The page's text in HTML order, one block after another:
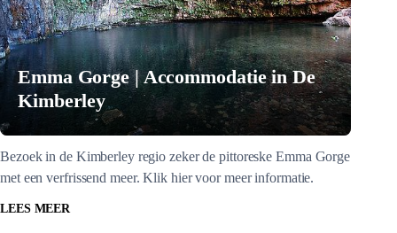
Emma Gorge | Accommodatie in De
Kimberley
Bezoek in de Kimberley regio zeker de pittoreske Emma Gorge
met een verfrissend meer. Klik hier voor meer informatie.
LEES MEER